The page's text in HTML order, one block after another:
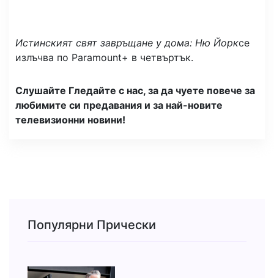
Истинският свят завръщане у дома: Ню Йорксе
излъчва по Paramount+ в четвъртък.
Слушайте Гледайте с нас, за да чуете повече за
любимите си предавания и за най-новите
телевизионни новини!
Популярни Прически